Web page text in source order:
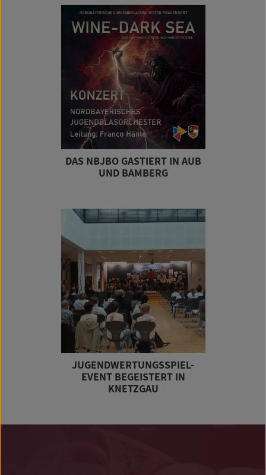
DAS NBJBO GASTIERT IN AUB
UND BAMBERG
JUGENDWERTUNGSSPIEL-
EVENT BEGEISTERT IN
KNETZGAU